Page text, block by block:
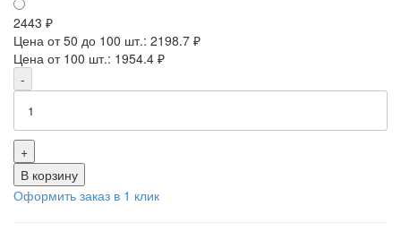
2443 ₽
Цена от 50 до 100 шт.: 2198.7 ₽
Цена от 100 шт.: 1954.4 ₽
-
+
В корзину
Оформить заказ в 1 клик